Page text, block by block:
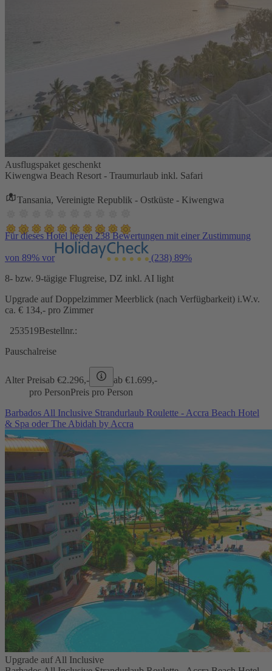
Ausflugspaket geschenkt
Kiwengwa Beach Resort - Traumurlaub inkl. Safari
Tansania, Vereinigte Republik - Ostküste - Kiwengwa
Für dieses Hotel liegen 238 Bewertungen mit einer Zustimmung
von 89% vor (238) 89%
8- bzw. 9-tägige Flugreise, DZ inkl. AI light
Upgrade auf Doppelzimmer Meerblick (nach Verfügbarkeit) i.W.v.
ca. € 134,- pro Zimmer
253519Bestellnr.:
Pauschalreise
Alter Preisab €2.296,- ab €1.699,-
pro PersonPreis pro Person
Barbados All Inclusive Strandurlaub Roulette - Accra Beach Hotel
& Spa oder The Abidah by Accra
Upgrade auf All Inclusive